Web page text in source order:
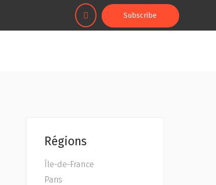
Subscribe
Régions
Île-de-France
Paris